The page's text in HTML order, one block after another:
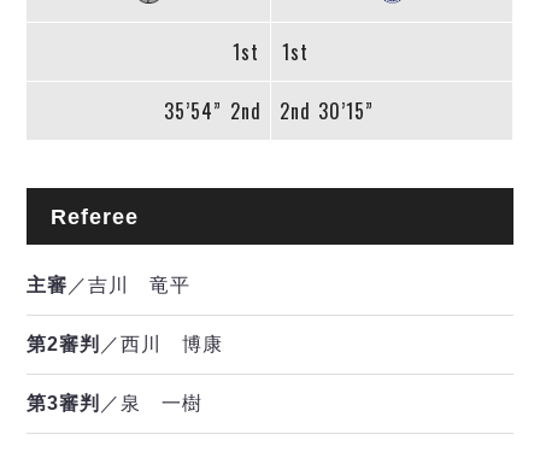
1st 1st
35’54” 2nd 2nd 30’15”
Referee
主審 ／吉川 竜平
第2審判 ／西川 博康
第3審判 ／泉 一樹